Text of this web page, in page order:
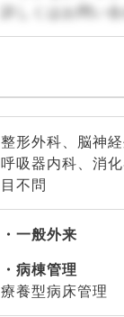
詳しくはお問い
整形外科、脳神
呼吸器内科、消
目不問
一般外来
病棟管理
療養型病床管理